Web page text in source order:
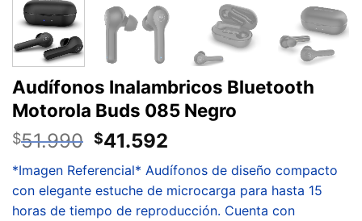
Audífonos Inalambricos Bluetooth
Motorola Buds 085 Negro
$51.990 $41.592
*Imagen Referencial* Audífonos de diseño compacto
con elegante estuche de microcarga para hasta 15
horas de tiempo de reproducción. Cuenta con